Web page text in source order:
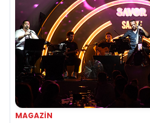
MAGAZİN